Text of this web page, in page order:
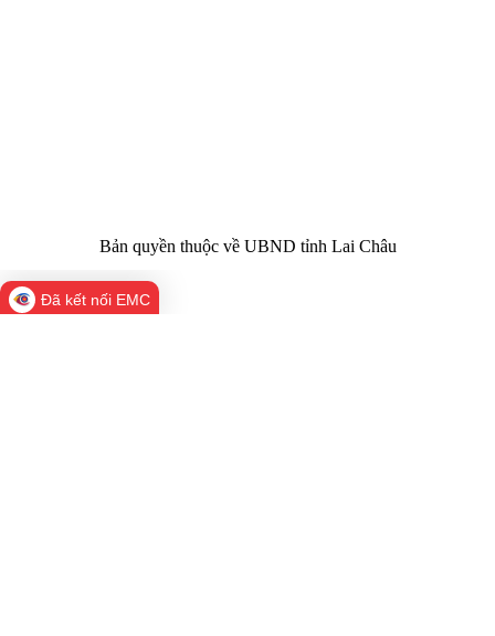
Bản quyền thuộc về UBND tỉnh Lai Châu
Đã kết nối EMC